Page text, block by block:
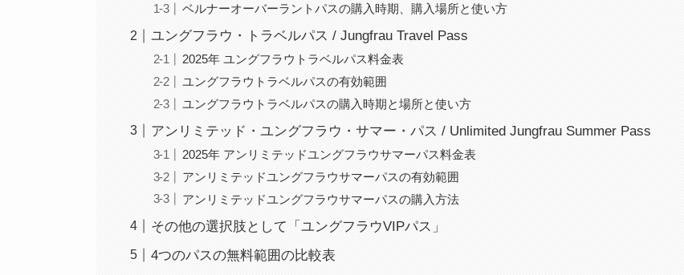
ベルナーオーバーラントパスの購入時期、購入場所と使い方
ユングフラウ・トラベルパス / Jungfrau Travel Pass
2025年 ユングフラウトラベルパス料金表
ユングフラウトラベルパスの有効範囲
ユングフラウトラベルパスの購入時期と場所と使い方
アンリミテッド・ユングフラウ・サマー・パス / Unlimited Jungfrau Summer Pass
2025年 アンリミテッドユングフラウサマーパス料金表
アンリミテッドユングフラウサマーパスの有効範囲
アンリミテッドユングフラウサマーパスの購入方法
その他の選択肢として「ユングフラウVIPパス」
4つのパスの無料範囲の比較表